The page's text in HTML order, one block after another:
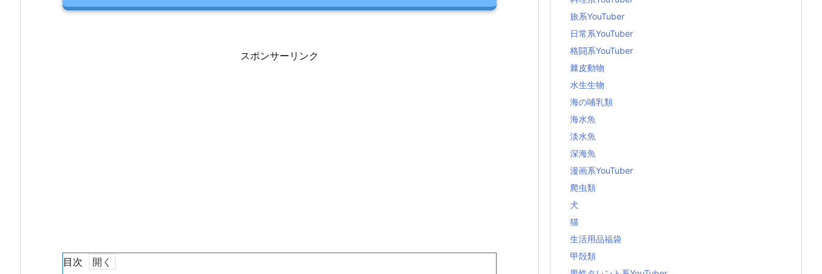
スポンサーリンク
目次
旅系YouTuber
日常系YouTuber
格闘系YouTuber
棘皮動物
水生生物
海の哺乳類
海水魚
淡水魚
深海魚
漫画系YouTuber
爬虫類
犬
猫
生活用品福袋
甲殻類